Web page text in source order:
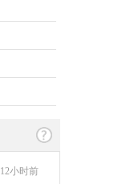
12小时前